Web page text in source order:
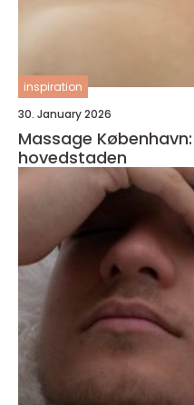
inspiration
30. January 2026
Massage
hovedstaden